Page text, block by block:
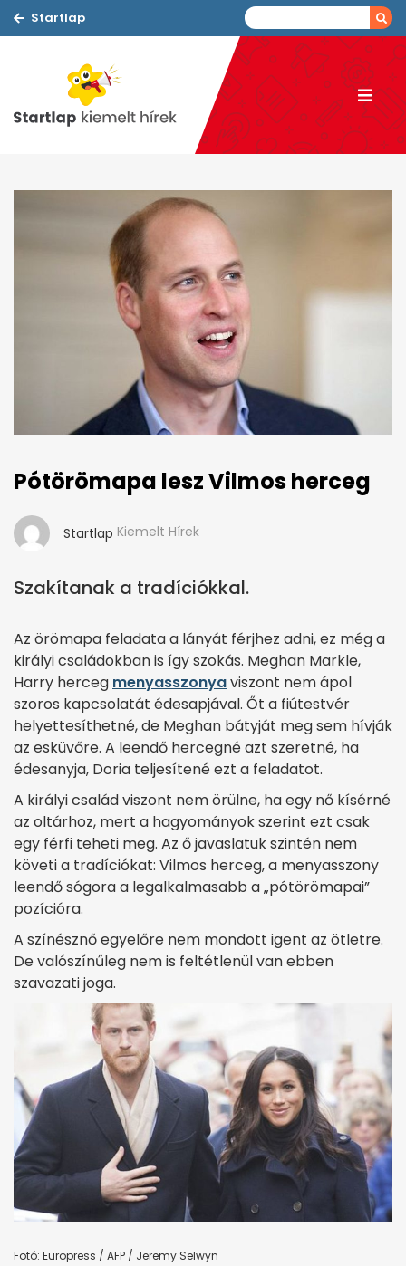
Startlap
Pótörömapa lesz Vilmos herceg
Startlap Kiemelt Hírek
Szakítanak a tradíciókkal.
Az örömapa feladata a lányát férjhez adni, ez még a
királyi családokban is így szokás. Meghan Markle,
Harry herceg menyasszonyaviszont nem ápol
szoros kapcsolatát édesapjával. Őt a fiútestvér
helyettesíthetné, de Meghan bátyját meg sem hívják
az esküvőre. A leendő hercegné azt szeretné, ha
édesanyja, Doria teljesítené ezt a feladatot.
A királyi család viszont nem örülne, ha egy nő kísérné
az oltárhoz, mert a hagyományok szerint ezt csak
egy férfi teheti meg. Az ő javaslatuk szintén nem
követi a tradíciókat: Vilmos herceg, a menyasszony
leendő sógora a legalkalmasabb a „pótörömapai”
pozícióra.
A színésznő egyelőre nem mondott igent az ötletre.
De valószínűleg nem is feltétlenül van ebben
szavazati joga.
Fotó: Europress / AFP / Jeremy Selwyn